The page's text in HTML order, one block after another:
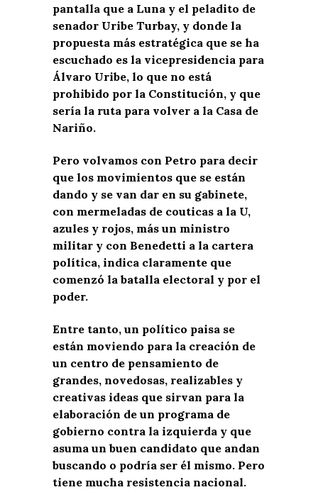
pantalla que a Luna y el peladito de
senador Uribe Turbay, y donde la
propuesta más estratégica que se ha
escuchado es la vicepresidencia para
Álvaro Uribe, lo que no está
prohibido por la Constitución, y que
sería la ruta para volver a la Casa de
Nariño.
Pero volvamos con Petro para decir
que los movimientos que se están
dando y se van dar en su gabinete,
con mermeladas de couticas a la U,
azules y rojos, más un ministro
militar y con Benedetti a la cartera
política, indica claramente que
comenzó la batalla electoral y por el
poder.
Entre tanto, un político paisa se
están moviendo para la creación de
un centro de pensamiento de
grandes, novedosas, realizables y
creativas ideas que sirvan para la
elaboración de un programa de
gobierno contra la izquierda y que
asuma un buen candidato que andan
buscando o podría ser él mismo. Pero
tiene mucha resistencia nacional.